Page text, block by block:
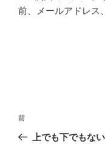
前、メールアドレス
投
前
の
前
上でも下でもな